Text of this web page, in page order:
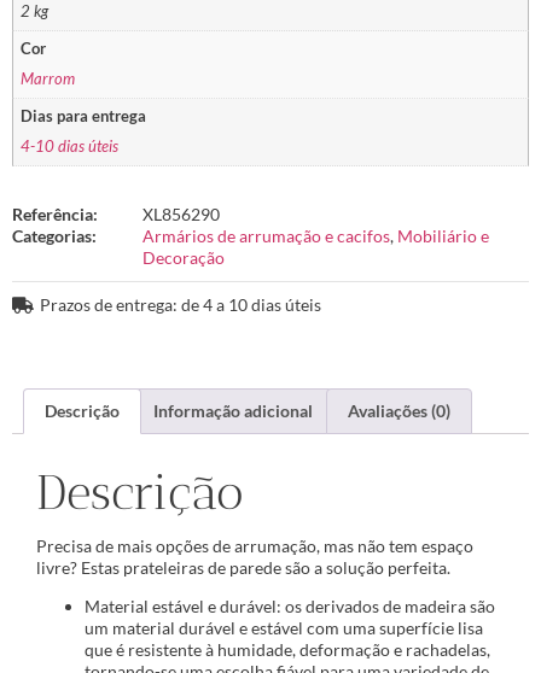
2 kg
Cor
Marrom
Dias para entrega
4-10 dias úteis
Referência:
XL856290
Categorias:
Armários de arrumação e cacifos, Mobiliário e
Decoração
Prazos de entrega: de 4 a 10 dias úteis
Descrição Informação adicional Avaliações (0)
Descrição
Precisa de mais opções de arrumação, mas não tem espaço
livre? Estas prateleiras de parede são a solução perfeita.
Material estável e durável: os derivados de madeira são
um material durável e estável com uma superfície lisa
que é resistente à humidade, deformação e rachadelas,